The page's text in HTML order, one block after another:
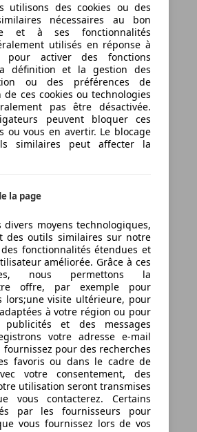
utilisons des cookies ou des
nécessaires au bon
et à ses fonctionnalités
utilisés en réponse à
pour activer des fonctions
définition et la gestion des
ou des préférences de
ces cookies ou technologies
pas être désactivée.
peuvent bloquer ces
ou vous en avertir. Le blocage
similaires peut affecter la
la page
moyens technologiques,
des outils similaires sur notre
fonctionnalités étendues et
améliorée. Grâce à ces
nous permettons la
offre, par exemple pour
lors;une visite ultérieure, pour
à votre région ou pour
et des messages
votre adresse e-mail
pour des recherches
favoris ou dans le cadre de
votre consentement, des
utilisation seront transmises
vous contacterez. Certains
par les fournisseurs pour
vous fournissez lors de vos